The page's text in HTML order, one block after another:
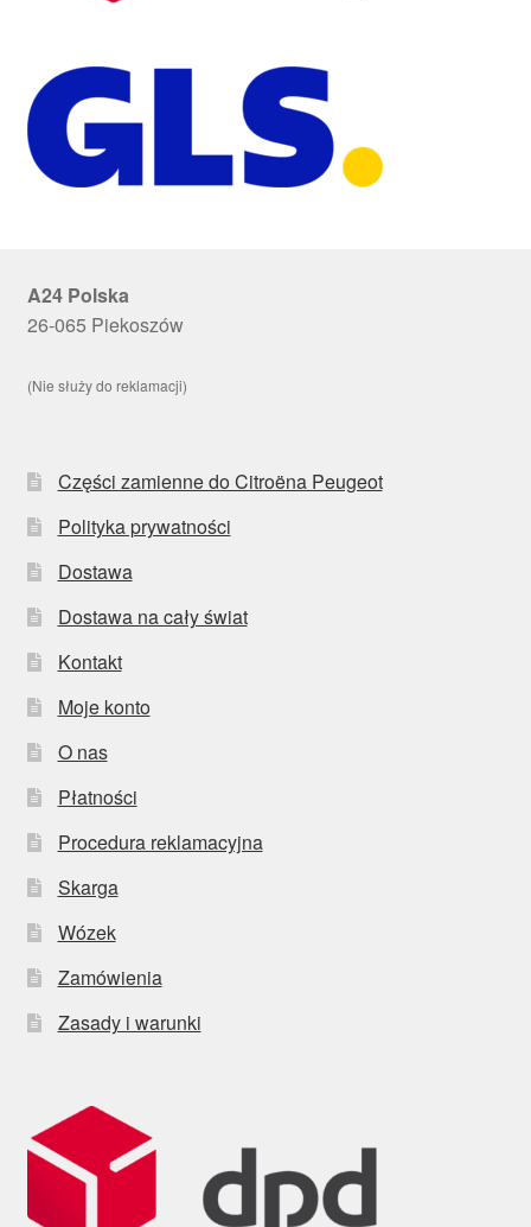
A24 Polska
26-065 Piekoszów
(Nie służy do reklamacji)
Części zamienne do Citroëna Peugeot
Polityka prywatności
Dostawa
Dostawa na cały świat
Kontakt
Moje konto
O nas
Płatności
Procedura reklamacyjna
Skarga
Wózek
Zamówienia
Zasady i warunki